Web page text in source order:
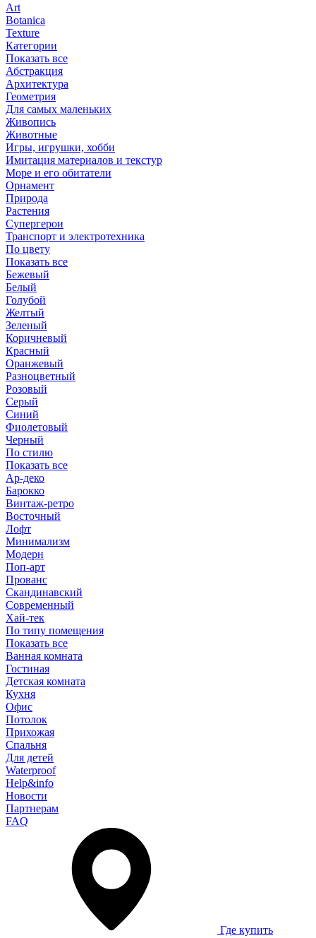
Art
Botanica
Texture
Категории
Показать все
Абстракция
Архитектура
Геометрия
Для самых маленьких
Живопись
Животные
Игры, игрушки, хобби
Имитация материалов и текстур
Море и его обитатели
Орнамент
Природа
Растения
Супергерои
Транспорт и электротехника
По цвету
Показать все
Бежевый
Белый
Голубой
Желтый
Зеленый
Коричневый
Красный
Оранжевый
Разноцветный
Розовый
Серый
Синий
Фиолетовый
Черный
По стилю
Показать все
Ар-деко
Барокко
Винтаж-ретро
Восточный
Лофт
Минимализм
Модерн
Поп-арт
Прованс
Скандинавский
Современный
Хай-тек
По типу помещения
Показать все
Ванная комната
Гостиная
Детская комната
Кухня
Офис
Потолок
Прихожая
Спальня
Для детей
Waterproof
Help&info
Новости
Партнерам
FAQ
Где купить